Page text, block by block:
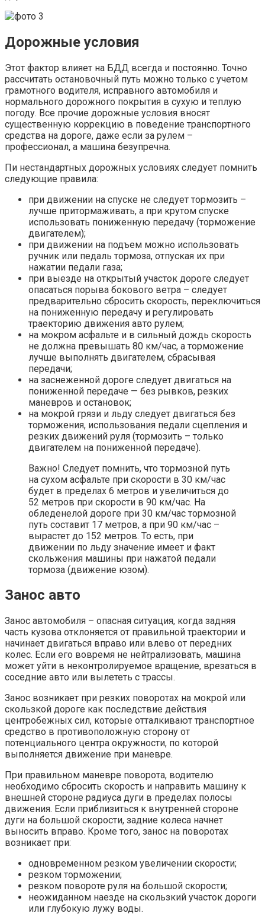
Дорожные условия
Этот фактор влияет на БДД всегда и постоянно. Точно
рассчитать остановочный путь можно только с учетом
грамотного водителя, исправного автомобиля и
нормального дорожного покрытия в сухую и теплую
погоду. Все прочие дорожные условия вносят
существенную коррекцию в поведение транспортного
средства на дороге, даже если за рулем –
профессионал, а машина безупречна.
Пи нестандартных дорожных условиях следует помнить
следующие правила:
при движении на спуске не следует тормозить –
лучше притормаживать, а при крутом спуске
использовать пониженную передачу (торможение
двигателем);
при движении на подъем можно использовать
ручник или педаль тормоза, отпуская их при
нажатии педали газа;
при выезде на открытый участок дороге следует
опасаться порыва бокового ветра – следует
предварительно сбросить скорость, переключиться
на пониженную передачу и регулировать
траекторию движения авто рулем;
на мокром асфальте и в сильный дождь скорость
не должна превышать 80 км/час, а торможение
лучше выполнять двигателем, сбрасывая
передачи;
на заснеженной дороге следует двигаться на
пониженной передаче — без рывков, резких
маневров и остановок;
на мокрой грязи и льду следует двигаться без
торможения, использования педали сцепления и
резких движений руля (тормозить – только
двигателем на пониженной передаче).
Важно! Следует помнить, что тормозной путь
на сухом асфальте при скорости в 30 км/час
будет в пределах 6 метров и увеличиться до
52 метров при скорости в 90 км/час. На
обледенелой дороге при 30 км/час тормозной
путь составит 17 метров, а при 90 км/час –
вырастет до 152 метров. То есть, при
движении по льду значение имеет и факт
скольжения машины при нажатой педали
тормоза (движение юзом).
Занос авто
Занос автомобиля – опасная ситуация, когда задняя
часть кузова отклоняется от правильной траектории и
начинает двигаться вправо или влево от передних
колес. Если его вовремя не нейтрализовать, машина
может уйти в неконтролируемое вращение, врезаться в
соседние авто или вылететь с трассы.
Занос возникает при резких поворотах на мокрой или
скользкой дороге как последствие действия
центробежных сил, которые отталкивают транспортное
средство в противоположную сторону от
потенциального центра окружности, по которой
выполняется движение при маневре.
При правильном маневре поворота, водителю
необходимо сбросить скорость и направить машину к
внешней стороне радиуса дуги в пределах полосы
движения. Если приблизиться к внутренней стороне
дуги на большой скорости, задние колеса начнет
выносить вправо. Кроме того, занос на поворотах
возникает при:
одновременном резком увеличении скорости;
резком торможении;
резком повороте руля на большой скорости;
неожиданном наезде на скользкий участок дороги
или глубокую лужу воды.